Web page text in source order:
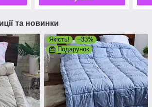
та новинки
Якість!
–33%
Подарунок